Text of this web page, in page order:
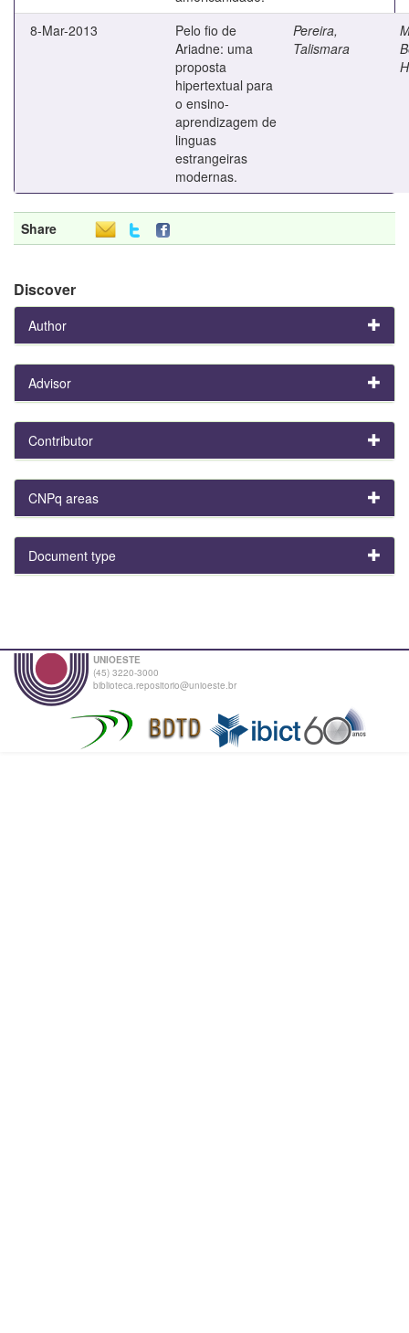
8-Mar-2013
Pelo fio de
Ariadne: uma
proposta
hipertextual para
o ensino-
aprendizagem de
linguas
estrangeiras
modernas.
Pereira,
Talismara
Share
Discover
Author
Advisor
Contributor
CNPq areas
Document type
UNIOESTE
(45) 3220-3000
biblioteca.repositorio@unioeste.br